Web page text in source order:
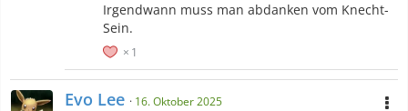
Irgendwann muss man abdanken vom Knecht-
Sein.
1
Evo Lee 16. Oktober 2025